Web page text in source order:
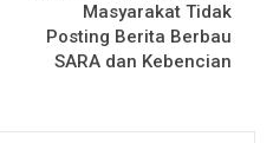
Masyarakat Tidak
Posting Berita Berbau
SARA dan Kebencian